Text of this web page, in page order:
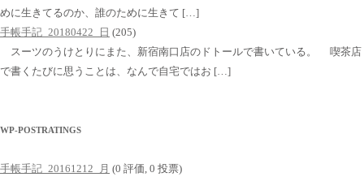
めに生きてるのか、誰のために生きて […]
手帳手記_20180422_日 (205)
スーツのうけとりにまた、新宿南口店のドトールで書いている。 喫茶店
で書くたびに思うことは、なんで自宅ではお […]
WP-POSTRATINGS
手帳手記_20161212_月 (0 評価, 0 投票)